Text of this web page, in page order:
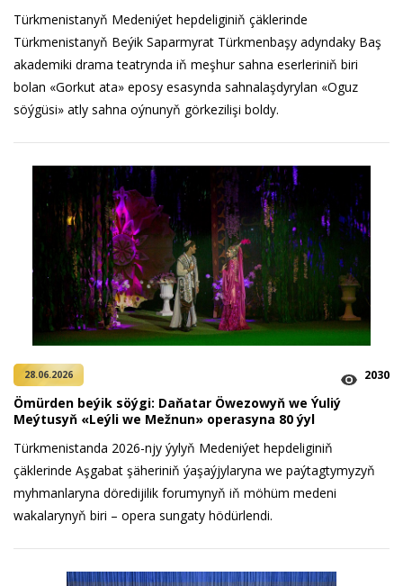
Türkmenistanyň Medeniýet hepdeliginiň çäklerinde
Türkmenistanyň Beýik Saparmyrat Türkmenbaşy adyndaky Baş
akademiki drama teatrynda iň meşhur sahna eserleriniň biri
bolan «Gorkut ata» eposy esasynda sahnalaşdyrylan «Oguz
söýgüsi» atly sahna oýnunyň görkezilişi boldy.
28.06.2026 2030
Ömürden beýik söýgi: Daňatar Öwezowyň we Ýuliý
Meýtusyň «Leýli we Mežnun» operasyna 80 ýyl
Türkmenistanda 2026-njy ýylyň Medeniýet hepdeliginiň
çäklerinde Aşgabat şäheriniň ýaşaýjylaryna we paýtagtymyzyň
myhmanlaryna döredijilik forumynyň iň möhüm medeni
wakalarynyň biri – opera sungaty hödürlendi.